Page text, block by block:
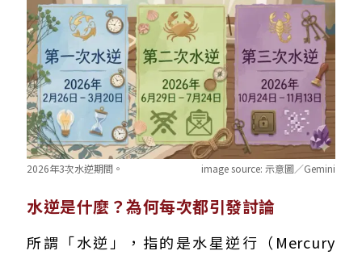
2026年3次水逆期間。 image source: 示意圖／Gemini
水逆是什麼？為何每次都引發討論
所謂「水逆」，指的是水星逆行（Mercury